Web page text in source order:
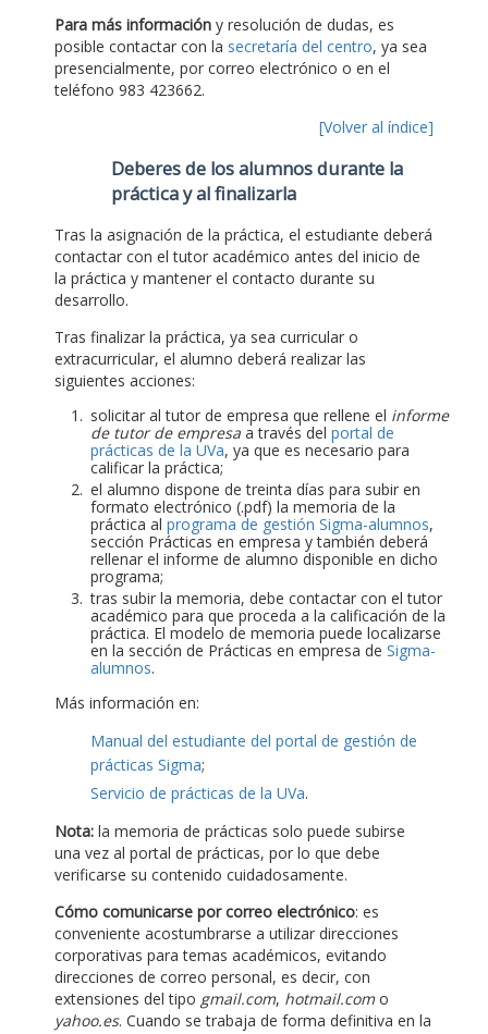
Para más información y resolución de dudas, es
posible contactar con la secretaría del centro, ya sea
presencialmente, por correo electrónico o en el
teléfono 983 423662.
[Volver al índice]
Deberes de los alumnos durante la
práctica y al finalizarla
Tras la asignación de la práctica, el estudiante deberá
contactar con el tutor académico antes del inicio de
la práctica y mantener el contacto durante su
desarrollo.
Tras finalizar la práctica, ya sea curricular o
extracurricular, el alumno deberá realizar las
siguientes acciones:
solicitar al tutor de empresa que rellene el informe
de tutor de empresa a través del portal de
prácticas de la UVa, ya que es necesario para
calificar la práctica;
el alumno dispone de treinta días para subir en
formato electrónico (.pdf) la memoria de la
práctica al programa de gestión Sigma-alumnos,
sección Prácticas en empresa y también deberá
rellenar el informe de alumno disponible en dicho
programa;
tras subir la memoria, debe contactar con el tutor
académico para que proceda a la calificación de la
práctica. El modelo de memoria puede localizarse
en la sección de Prácticas en empresa de Sigma-
alumnos.
Más información en:
Manual del estudiante del portal de gestión de
prácticas Sigma;
Servicio de prácticas de la UVa.
Nota: la memoria de prácticas solo puede subirse
una vez al portal de prácticas, por lo que debe
verificarse su contenido cuidadosamente.
Cómo comunicarse por correo electrónico: es
conveniente acostumbrarse a utilizar direcciones
corporativas para temas académicos, evitando
direcciones de correo personal, es decir, con
extensiones del tipo gmail.com, hotmail.como
yahoo.es. Cuando se trabaja de forma definitiva en la